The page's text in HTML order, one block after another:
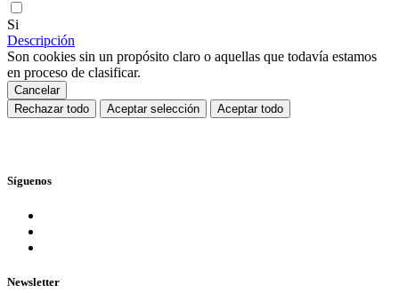
Si
Descripción
Son cookies sin un propósito claro o aquellas que todavía estamos
en proceso de clasificar.
Cancelar
Rechazar todo
Aceptar selección Aceptar todo
Síguenos
Newsletter